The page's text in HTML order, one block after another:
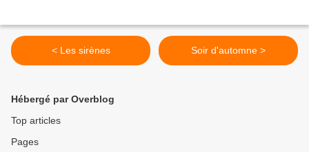
< Les sirènes Soir d'automne >
Hébergé par Overblog
Top articles
Pages